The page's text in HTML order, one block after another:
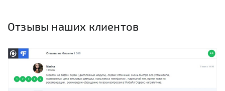
Отзывы наших клиентов